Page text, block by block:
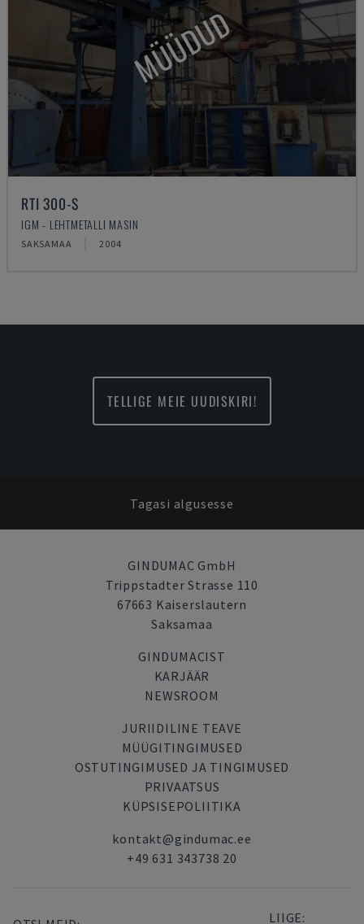
MÜÜDUD
RTI 300-S
IGM - LEHTMETALLI MASIN
SAKSAMAA 2004
TELLIGE MEIE UUDISKIRI!
Tagasi algusesse
GINDUMAC GmbH
Trippstadter Strasse 110
67663 Kaiserslautern
Saksamaa
GINDUMACIST
KARJÄÄR
NEWSROOM
JURIIDILINE TEAVE
MÜÜGITINGIMUSED
OSTUTINGIMUSED JA TINGIMUSED
PRIVAATSUS
KÜPSISEPOLIITIKA
kontakt@gindumac.ee
+49 631 343738 20
LIIGE: